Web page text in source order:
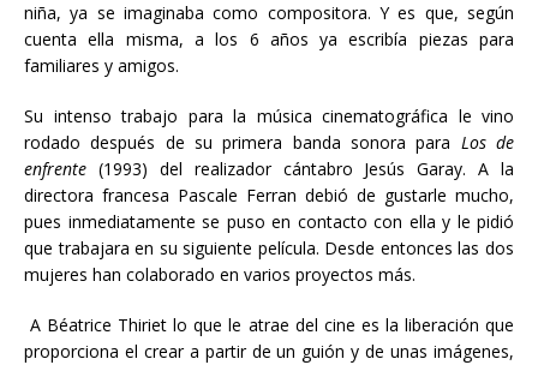
niña, ya se imaginaba como compositora. Y es que, según
cuenta ella misma, a los 6 años ya escribía piezas para
familiares y amigos.
Su intenso trabajo para la música cinematográfica le vino
rodado después de su primera banda sonora para Los de
enfrente (1993) del realizador cántabro Jesús Garay. A la
directora francesa Pascale Ferran debió de gustarle mucho,
pues inmediatamente se puso en contacto con ella y le pidió
que trabajara en su siguiente película. Desde entonces las dos
mujeres han colaborado en varios proyectos más.
A Béatrice Thiriet lo que le atrae del cine es la liberación que
proporciona el crear a partir de un guión y de unas imágenes,